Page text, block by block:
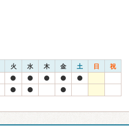
火 水 木 金 土 日 祝